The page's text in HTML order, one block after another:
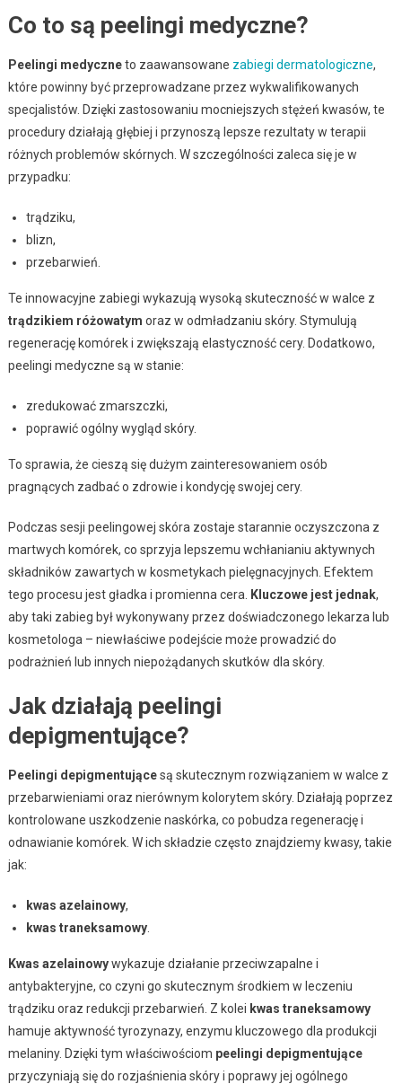
Co to są peelingi medyczne?
Peelingi medyczneto zaawansowane zabiegi dermatologiczne,
które powinny być przeprowadzane przez wykwalifikowanych
specjalistów. Dzięki zastosowaniu mocniejszych stężeń kwasów, te
procedury działają głębiej i przynoszą lepsze rezultaty w terapii
różnych problemów skórnych. W szczególności zaleca się je w
przypadku:
trądziku,
blizn,
przebarwień.
Te innowacyjne zabiegi wykazują wysoką skuteczność w walce z
trądzikiem różowatym oraz w odmładzaniu skóry. Stymulują
regenerację komórek i zwiększają elastyczność cery. Dodatkowo,
peelingi medyczne są w stanie:
zredukować zmarszczki,
poprawić ogólny wygląd skóry.
To sprawia, że cieszą się dużym zainteresowaniem osób
pragnących zadbać o zdrowie i kondycję swojej cery.
Podczas sesji peelingowej skóra zostaje starannie oczyszczona z
martwych komórek, co sprzyja lepszemu wchłanianiu aktywnych
składników zawartych w kosmetykach pielęgnacyjnych. Efektem
tego procesu jest gładka i promienna cera.
Kluczowe jest jednak,
aby taki zabieg był wykonywany przez doświadczonego lekarza lub
kosmetologa – niewłaściwe podejście może prowadzić do
podrażnień lub innych niepożądanych skutków dla skóry.
Jak działają peelingi
depigmentujące?
Peelingi depigmentującesą skutecznym rozwiązaniem w walce z
przebarwieniami oraz nierównym kolorytem skóry. Działają poprzez
kontrolowane uszkodzenie naskórka, co pobudza regenerację i
odnawianie komórek. W ich składzie często znajdziemy kwasy, takie
jak:
kwas azelainowy,
kwas traneksamowy.
Kwas azelainowywykazuje działanie przeciwzapalne i
antybakteryjne, co czyni go skutecznym środkiem w leczeniu
trądziku oraz redukcji przebarwień. Z kolei kwas traneksamowy
hamuje aktywność tyrozynazy, enzymu kluczowego dla produkcji
melaniny. Dzięki tym właściwościom peelingi depigmentujące
przyczyniają się do rozjaśnienia skóry i poprawy jej ogólnego